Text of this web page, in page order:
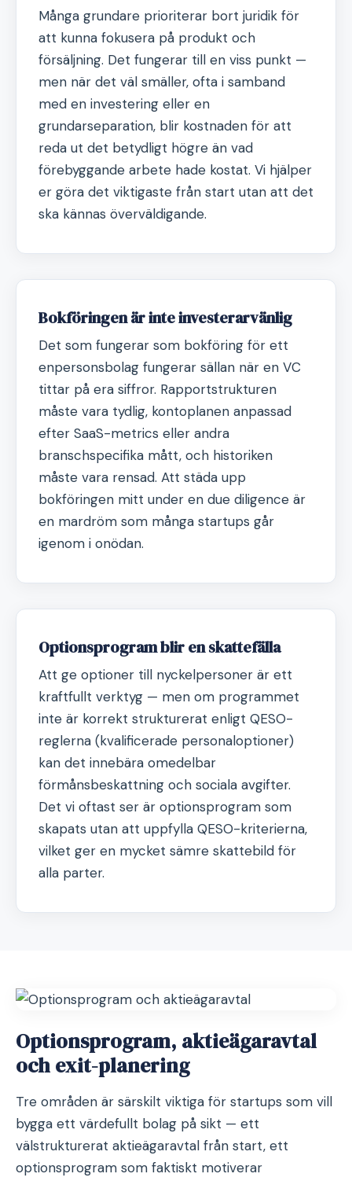
Många grundare prioriterar bort juridik för
att kunna fokusera på produkt och
försäljning. Det fungerar till en viss punkt —
men när det väl smäller, ofta i samband
med en investering eller en
grundarseparation, blir kostnaden för att
reda ut det betydligt högre än vad
förebyggande arbete hade kostat. Vi hjälper
er göra det viktigaste från start utan att det
ska kännas överväldigande.
Bokföringen är inte investerarvänlig
Det som fungerar som bokföring för ett
enpersonsbolag fungerar sällan när en VC
tittar på era siffror. Rapportstrukturen
måste vara tydlig, kontoplanen anpassad
efter SaaS-metrics eller andra
branschspecifika mått, och historiken
måste vara rensad. Att städa upp
bokföringen mitt under en due diligence är
en mardröm som många startups går
igenom i onödan.
Optionsprogram blir en skattefälla
Att ge optioner till nyckelpersoner är ett
kraftfullt verktyg — men om programmet
inte är korrekt strukturerat enligt QESO-
reglerna (kvalificerade personaloptioner)
kan det innebära omedelbar
förmånsbeskattning och sociala avgifter.
Det vi oftast ser är optionsprogram som
skapats utan att uppfylla QESO-kriterierna,
vilket ger en mycket sämre skattebild för
alla parter.
Optionsprogram, aktieägaravtal
och exit-planering
Tre områden är särskilt viktiga för startups som vill
bygga ett värdefullt bolag på sikt — ett
välstrukturerat aktieägaravtal från start, ett
optionsprogram som faktiskt motiverar